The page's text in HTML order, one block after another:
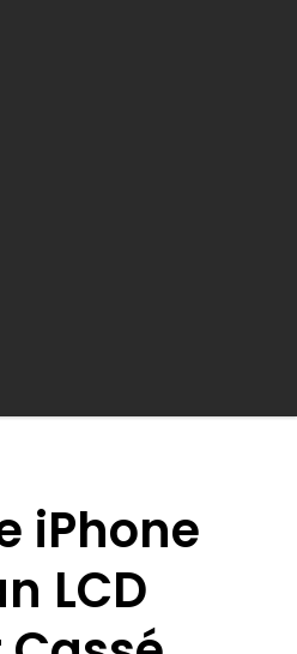
iPhone
LCD